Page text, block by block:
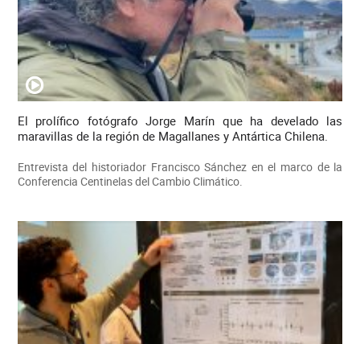
El prolífico fotógrafo Jorge Marín que ha develado las
maravillas de la región de Magallanes y Antártica Chilena.
Entrevista del historiador Francisco Sánchez en el marco de la
Conferencia Centinelas del Cambio Climático.